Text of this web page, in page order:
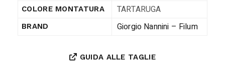
COLORE MONTATURA TARTARUGA
BRAND Giorgio Nannini – Filum
GUIDA ALLE TAGLIE